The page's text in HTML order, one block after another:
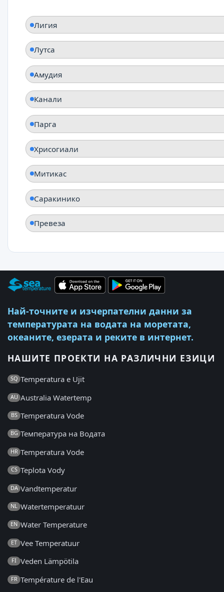
Лигия
Лутса
Амудия
Канали
Парга
Хрисогиали
Митикас
Саракинико
Превеза
Най-точните и изчерпателни данни за
температурата на водата на моретата,
океаните, езерата и реките в интернет.
НАШИТЕ ПРОЕКТИ НА РАЗЛИЧНИ ЕЗИЦИ
SQ Temperatura e Ujit
AU Australia Watertemp
BS Temperatura Vode
BG Температура на Водата
HR Temperatura Vode
CS Teplota Vody
DA Vandtemperatur
NL Watertemperatuur
EN Water Temperature
ET Vee Temperatuur
FI Veden Lämpötila
FR Température de l'Eau